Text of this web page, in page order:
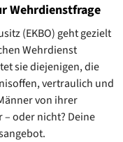
Wehrdienstfrage
(EKBO) geht gezielt
Wehrdienst
sie diejenigen, die
vertraulich und
von ihrer
oder nicht? Deine